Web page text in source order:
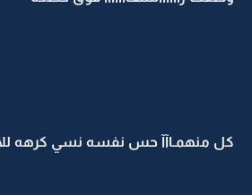
كل منهمـاآآ حس نفسه نسي كرهه